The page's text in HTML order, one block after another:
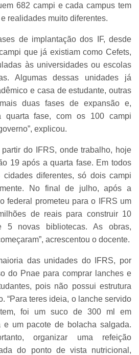
682 campi e cada campus tem
realidades muito diferentes.
de implantação dos IF, desde
que já existiam como Cefets,
às universidades ou escolas
Algumas dessas unidades já
e casa de estudante, outras
duas fases de expansão e,
quarta fase, com os 100 campi
explicou.
do IFRS, onde trabalho, hoje
19 após a quarta fase. Em todos
diferentes, só dois campi
No final de julho, após a
federal prometeu para o IFRS um
de reais para construir 10
5 novas bibliotecas. As obras,
acrescentou o docente.
das unidades do IFRS, por
do Pnae para comprar lanches e
pois não possui estrutura
“Para teres ideia, o lanche servido
foi um suco de 300 ml em
e um pacote de bolacha salgada.
organizar uma refeição
do ponto de vista nutricional,